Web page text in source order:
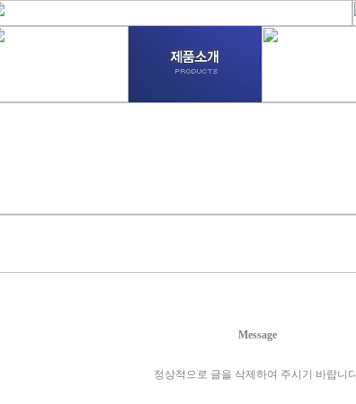
Message
정상적으로 글을 삭제하여 주시기 바랍니